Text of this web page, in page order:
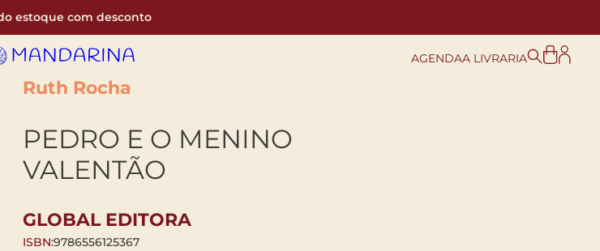
estoque com desconto
AGENDAA LIVRARIA
Ruth Rocha
PEDRO E O MENINO
VALENTÃO
GLOBAL EDITORA
ISBN:9786556125367